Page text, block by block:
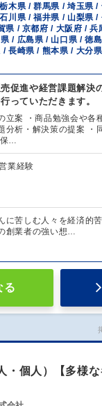
木県 / 群馬県 / 埼玉県 /
川県 / 福井県 / 山梨県
県 / 京都府 / 大阪府 /
/ 広島県 / 山口県 / 徳
長崎県 / 熊本県 / 大分
促進や経営課題解決
っていただきます。
立案 ・商品勉強会や各
分析・解決策の提案 ・
…
業経験
に苦しむ人々を経済的
創業者の強い想…
る
・個人）【多様